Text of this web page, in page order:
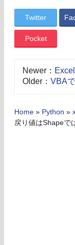
Twitter
Pocket
Newer：
Older： VBA
Home » Python »
戻り値はShapeで